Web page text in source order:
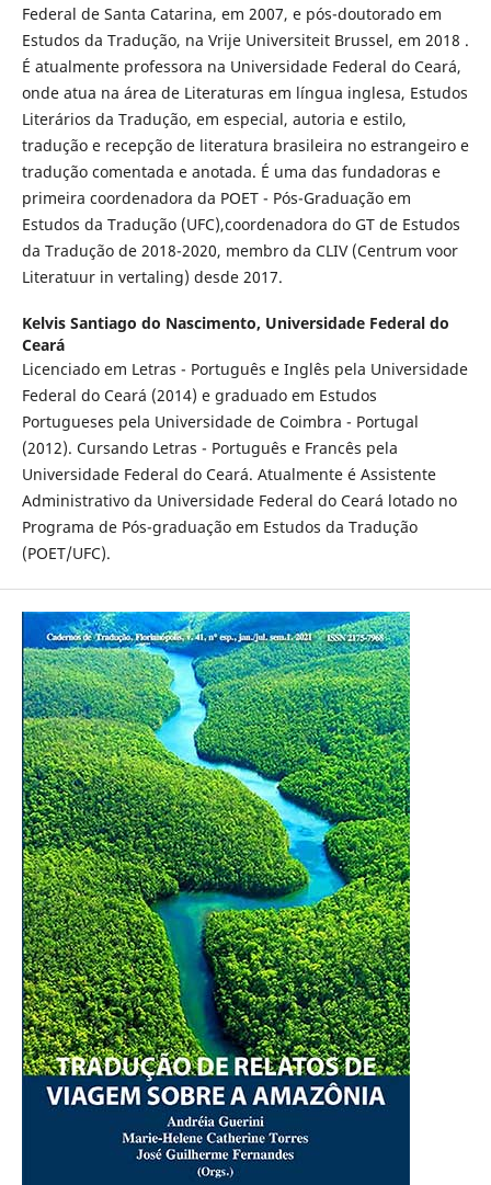
Federal de Santa Catarina, em 2007, e pós-doutorado em
Estudos da Tradução, na Vrije Universiteit Brussel, em 2018 .
É atualmente professora na Universidade Federal do Ceará,
onde atua na área de Literaturas em língua inglesa, Estudos
Literários da Tradução, em especial, autoria e estilo,
tradução e recepção de literatura brasileira no estrangeiro e
tradução comentada e anotada. É uma das fundadoras e
primeira coordenadora da POET - Pós-Graduação em
Estudos da Tradução (UFC),coordenadora do GT de Estudos
da Tradução de 2018-2020, membro da CLIV (Centrum voor
Literatuur in vertaling) desde 2017.
Kelvis Santiago do Nascimento, Universidade Federal do
Ceará
Licenciado em Letras - Português e Inglês pela Universidade
Federal do Ceará (2014) e graduado em Estudos
Portugueses pela Universidade de Coimbra - Portugal
(2012). Cursando Letras - Português e Francês pela
Universidade Federal do Ceará. Atualmente é Assistente
Administrativo da Universidade Federal do Ceará lotado no
Programa de Pós-graduação em Estudos da Tradução
(POET/UFC).